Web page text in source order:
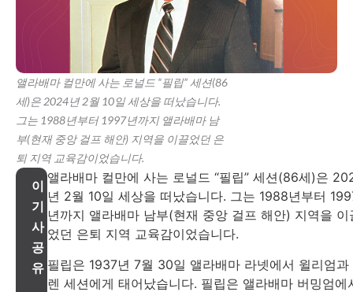
앨라배마 컬만에 사는 로널드 “필립” 세션(86
세)은 2024년 2월 10일 세상을 떠났습니다.
그는 1988년부터 1997년까지 앨라배마 남
부(현재 중앙 걸프 해안) 지역을 이끌었던 은
퇴 지역 교육감이었습니다.
이
기
사
공
유
앨라배마 컬만에 사는 로널드 “필립” 세션(86세)은
년 2월 10일 세상을 떠났습니다. 그는 1988년부터
년까지 앨라배마 남부(현재 중앙 걸프 해안) 지역을 이
었던 은퇴 지역 교육감이었습니다.
필립은 1937년 7월 30일 앨라배마 라넷에서 윌리엄과
렌 세션에게 태어났습니다. 필립은 앨라배마 버밍엄에